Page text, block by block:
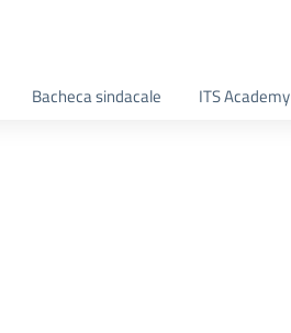
Bacheca sindacale ITS Academy